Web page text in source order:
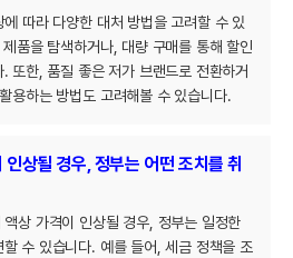
따라 다양한 대처 방법을 고려할 수 있
품을 탐색하거나, 대량 구매를 통해 할인
또한, 품질 좋은 저가 브랜드로 전환하거
용하는 방법도 고려해볼 수 있습니다.
상될 경우, 정부는 어떤 조치를 취
상 가격이 인상될 경우, 정부는 일정한
수 있습니다. 예를 들어, 세금 정책을 조